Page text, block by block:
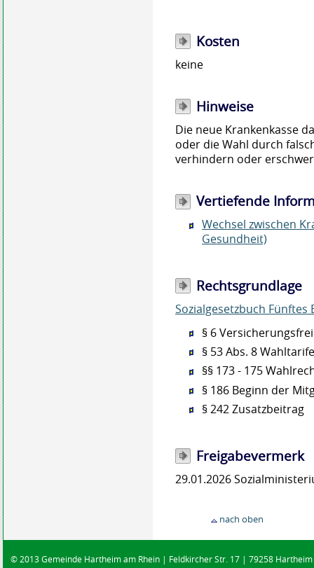
Kosten
keine
Hinweise
Die neue Krankenkasse
oder die Wahl durch
verhindern oder
Vertiefende
Wechsel zwischen
Gesundheit)
Rechtsgrundlage
Sozialgesetzbuch Fünftes
§ 6
§ 53 Abs. 8
§§ 173 - 175
§ 186 Beginn der
§ 242 Zusatzbeitrag
Freigabevermerk
29.01.2026
nach oben
© 2013 Gemeinde Hartheim am Rhein | Feldkircher Str. 17 | 79258